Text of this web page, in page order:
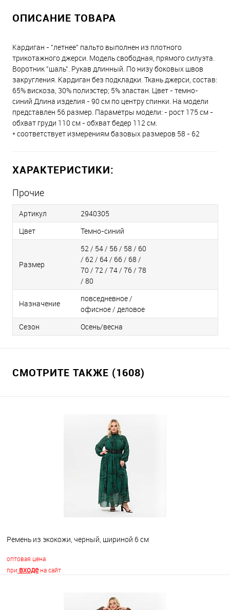
ОПИСАНИЕ ТОВАРА
Кардиган - "летнее" пальто выполнен из плотного
трикотажного джерси. Модель свободная, прямого силуэта.
Воротник "шаль". Рукав длинный. По низу боковых швов
закругления. Кардиган без подкладки. Ткань джерси, состав:
65% вискоза, 30% полиэстер; 5% эластан. Цвет - темно-
синий Длина изделия - 90 см по центру спинки. На модели
представлен 56 размер. Параметры модели: - рост 175 см -
обхват груди 110 см - обхват бедер 112 см.
* соответствует измерениям базовых размеров 58 - 62
ХАРАКТЕРИСТИКИ:
Прочие
Артикул
2940305
Цвет
Темно-синий
Размер
52 / 54 / 56 / 58 / 60
/ 62 / 64 / 66 / 68 /
70 / 72 / 74 / 76 / 78
/ 80
Назначение
повседневное /
офисное / деловое
Сезон
Осень/весна
СМОТРИТЕ ТАКЖЕ (1608)
Ремень из экокожи, черный, шириной 6 см
оптовая цена
при входена сайт
В корзину